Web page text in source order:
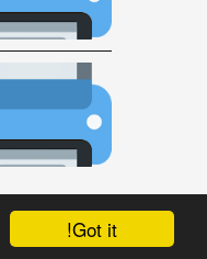
Got it!
الحقوق محفوظة © 2016-2023 |